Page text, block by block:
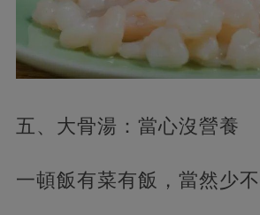
五、大骨湯：當心沒營養
一頓飯有菜有飯，當然少不